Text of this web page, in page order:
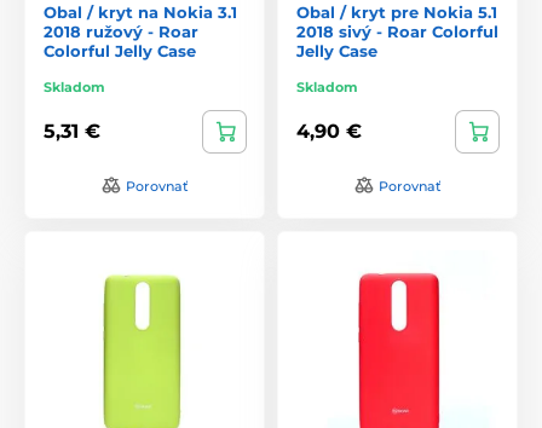
Obal / kryt na Nokia 3.1
2018 ružový - Roar
Colorful Jelly Case
Skladom
5,31 €
Porovnať
Obal / kryt pre Nokia 5.1
2018 sivý - Roar Colorful
Jelly Case
Skladom
4,90 €
Porovnať